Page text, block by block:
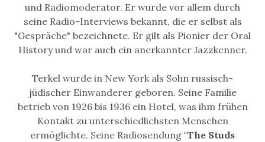
und Radiomoderator. Er wurde vor allem durch
seine Radio-Interviews bekannt, die er selbst als
"Gespräche" bezeichnete. Er gilt als Pionier der Oral
History und war auch ein anerkannter Jazzkenner.
Terkel wurde in New York als Sohn russisch-
jüdischer Einwanderer geboren. Seine Familie
betrieb von 1926 bis 1936 ein Hotel, was ihm frühen
Kontakt zu unterschiedlichsten Menschen
ermöglichte. Seine Radiosendung "The Studs